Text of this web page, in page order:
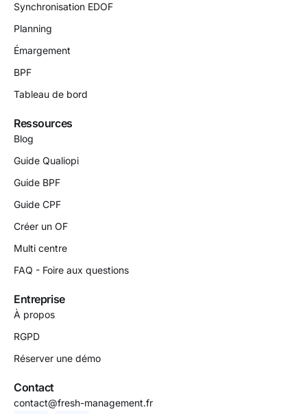
Synchronisation EDOF
Planning
Émargement
BPF
Tableau de bord
Ressources
Blog
Guide Qualiopi
Guide BPF
Guide CPF
Créer un OF
Multi centre
FAQ - Foire aux questions
Entreprise
À propos
RGPD
Réserver une démo
Contact
contact@fresh-management.fr